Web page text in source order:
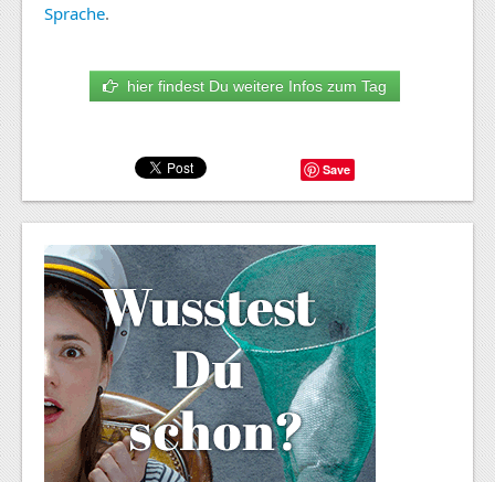
Sprache.
hier findest Du weitere Infos zum Tag
Save